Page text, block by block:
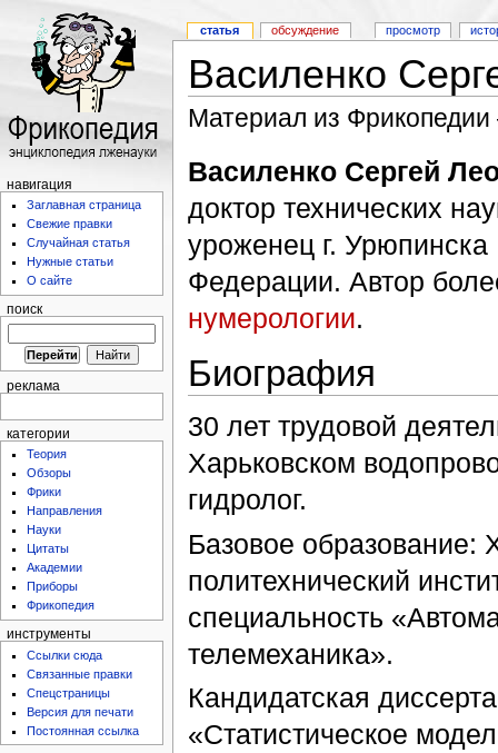
статья обсуждение просмотр
навигация
Заглавная страница
Свежие правки
Случайная статья
Нужные статьи
О сайте
поиск
реклама
категории
Теория
Обзоры
Фрики
Направления
Науки
Цитаты
Академии
Приборы
Фрикопедия
инструменты
Ссылки сюда
Связанные правки
Спецстраницы
Версия для печати
Постоянная ссылка
Василенко
Материал из
Василенко Сергей
доктор технических
уроженец г. Урюпинска
Федерации. Автор
нумерологии.
Биография
30 лет трудовой
Харьковском
гидролог.
Базовое образование:
политехнический
специальность
телемеханика».
Кандидатская
«Статистическое